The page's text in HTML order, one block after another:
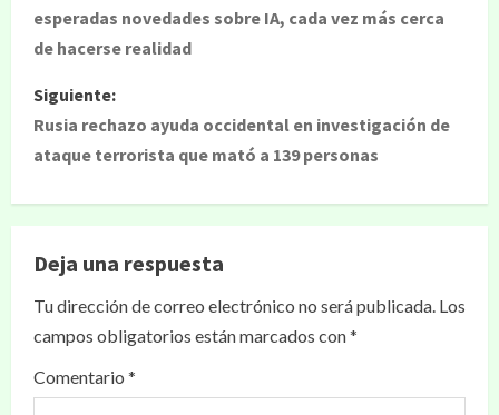
esperadas novedades sobre IA, cada vez más cerca
de hacerse realidad
Siguiente:
Rusia rechazo ayuda occidental en investigación de
ataque terrorista que mató a 139 personas
Deja una respuesta
Tu dirección de correo electrónico no será publicada. Los
campos obligatorios están marcados con*
Comentario *